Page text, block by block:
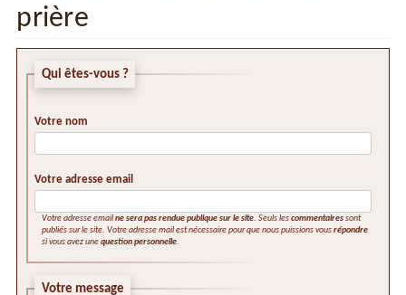
prière
Qui êtes-vous ?
Votre nom
Votre adresse email
Votre adresse emailne sera pas rendue publique sur le site. Seuls lescommentairessont
publiés sur le site. Votre adresse mail est nécessaire pour que nous puissions vousrépondre
si vous avez unequestion personnelle.
Votre message